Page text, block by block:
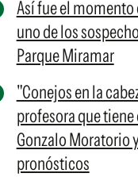
Así fue el momento
uno de los
Parque Miramar
"Conejos en la
profesora que
Gonzalo Moratorio
pronósticos